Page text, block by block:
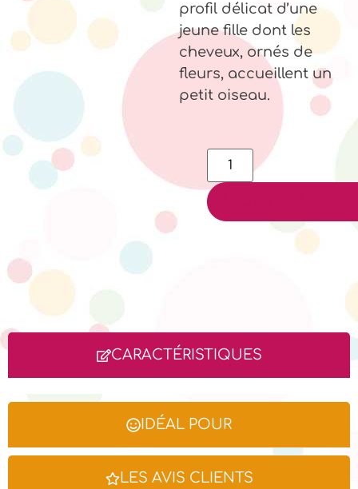
profil délicat d’une
jeune fille dont les
cheveux, ornés de
fleurs, accueillent un
petit oiseau.
CARACTÉRISTIQUES
IDÉAL POUR
LES AVIS CLIENTS